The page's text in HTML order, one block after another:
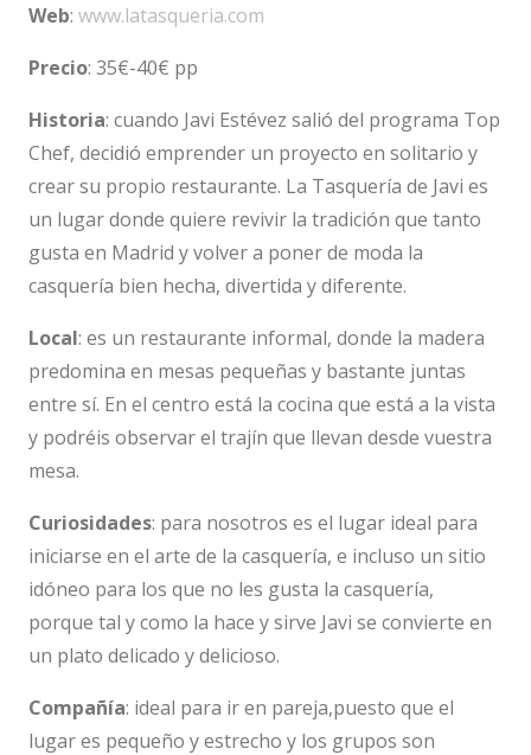
Web: www.latasqueria.com
Precio: 35€-40€ pp
Historia: cuando Javi Estévez salió del programa Top
Chef, decidió emprender un proyecto en solitario y
crear su propio restaurante. La Tasquería de Javi es
un lugar donde quiere revivir la tradición que tanto
gusta en Madrid y volver a poner de moda la
casquería bien hecha, divertida y diferente.
Local: es un restaurante informal, donde la madera
predomina en mesas pequeñas y bastante juntas
entre sí. En el centro está la cocina que está a la vista
y podréis observar el trajín que llevan desde vuestra
mesa.
Curiosidades: para nosotros es el lugar ideal para
iniciarse en el arte de la casquería, e incluso un sitio
idóneo para los que no les gusta la casquería,
porque tal y como la hace y sirve Javi se convierte en
un plato delicado y delicioso.
Compañía: ideal para ir en pareja,puesto que el
lugar es pequeño y estrecho y los grupos son